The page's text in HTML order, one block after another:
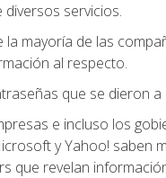
servicios.
la mayoría de las
al respecto.
que se dieron
e incluso los
y Yahoo! saben
que revelan